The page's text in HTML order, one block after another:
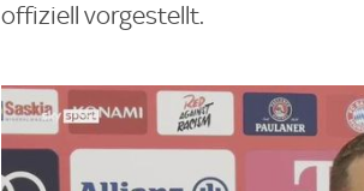
offiziell vorgestellt.